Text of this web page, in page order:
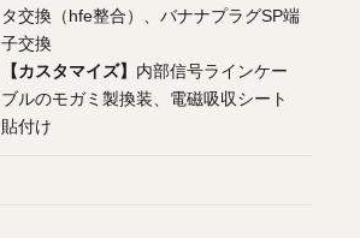
タ交換（hfe整合）、バナナプラグSP端
子交換
【カスタマイズ】 内部信号ラインケー
ブルのモガミ製換装、電磁吸収シート
貼付け